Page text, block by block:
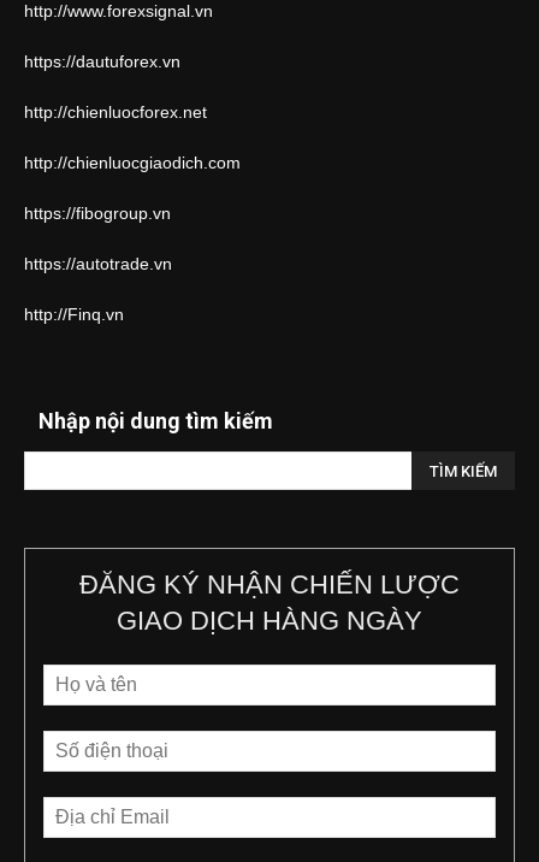
http://www.forexsignal.vn
https://dautuforex.vn
http://chienluocforex.net
http://chienluocgiaodich.com
https://fibogroup.vn
https://autotrade.vn
http://Finq.vn
Nhập nội dung tìm kiếm
ĐĂNG KÝ NHẬN CHIẾN LƯỢC
GIAO DỊCH HÀNG NGÀY